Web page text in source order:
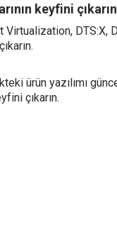
keyfini çıkarın
DTS:X,
ürün yazılımı
çıkarın.